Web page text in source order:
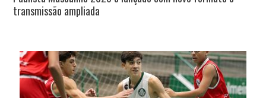
transmissão ampliada